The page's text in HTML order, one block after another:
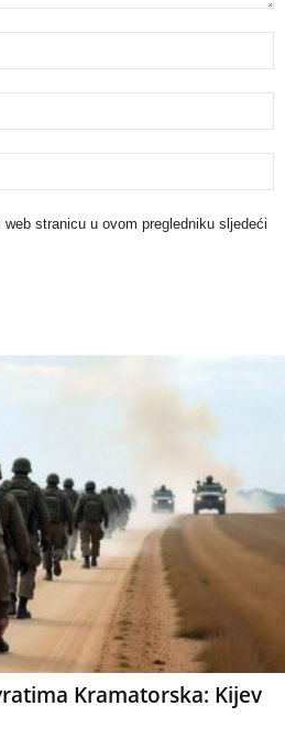
stranicu u ovom pregledniku sljedeći
Kramatorska: Kijev